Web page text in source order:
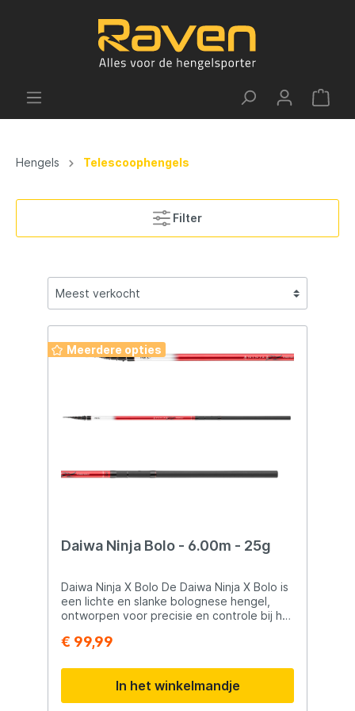
Hengels Telescoophengels
Filter
Meerdere opties
Daiwa Ninja Bolo - 6.00m - 25g
Daiwa Ninja X Bolo De Daiwa Ninja X Bolo is
een lichte en slanke bolognese hengel,
ontworpen voor precisie en controle bij het
hoogwaardige carbon blank biedt deze
een perfecte balans tussen kracht en
gevoeligheid. De HMC+ carbon constructie
zorgt ervoor dat de hengel tijdens het
€ 99,99
In het winkelmandje